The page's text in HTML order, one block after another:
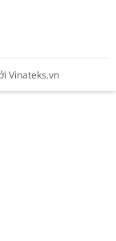
Vinateks.vn